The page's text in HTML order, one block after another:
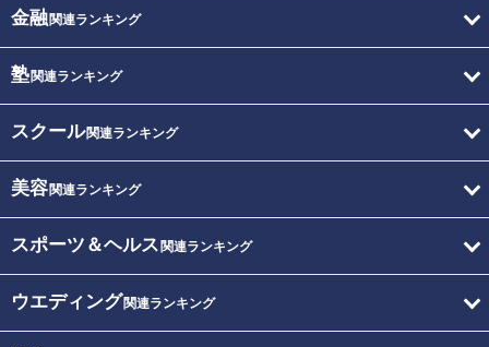
金融関連ランキング
塾関連ランキング
スクール関連ランキング
美容関連ランキング
スポーツ＆ヘルス 関連ランキング
ウエディング関連ランキング